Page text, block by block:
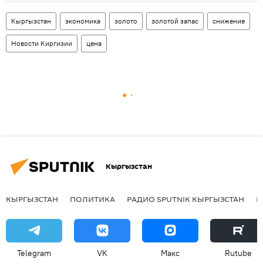
Кыргызстан экономика золото золотой запас снижение
Новости Киргизии цена
Кыргызстан
КЫРГЫЗСТАН ПОЛИТИКА РАДИО SPUTNIK КЫРГЫЗСТАН
Telegram VK Макс Rutube